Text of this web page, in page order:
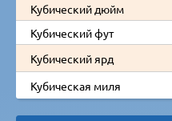
Кубический дюйм
Кубический фут
Кубический ярд
Кубическая миля